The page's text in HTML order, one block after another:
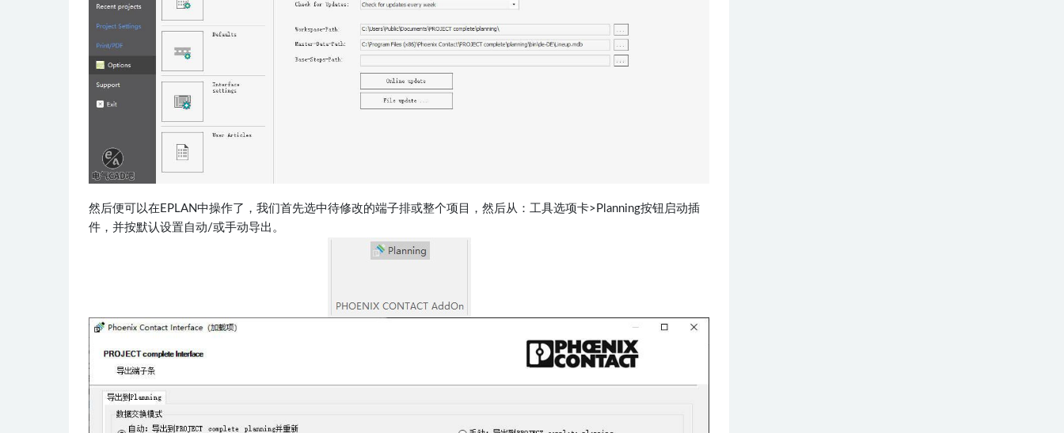
然后便可以在EPLAN中操作了，我们首先选中待修改的端子排或整个项目，然后从：工具选项卡>Planning按钮启动插
件，并按默认设置自动/或手动导出。